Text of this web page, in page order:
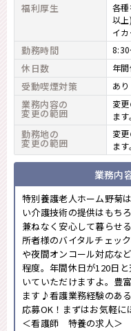
福利厚生
各
以
イ
勤務時間
休日数 年
受動喫煙対策 あ
業務内容の
変更の範囲
変
ます。
勤務地の
変更の範囲
変
ます。
業務内
特別養護老人ホーム野菊
い介護技術の提供はもち
兼ねなく安心して暮らせ
所者様のバイタルチェッ
や夜間オンコール対応な
程度。年間休日が120日
いていただけますよ。豊
ます♪看護業務経験のあ
応募OK！まずはお気軽に
＜看護師 特養の求人＞